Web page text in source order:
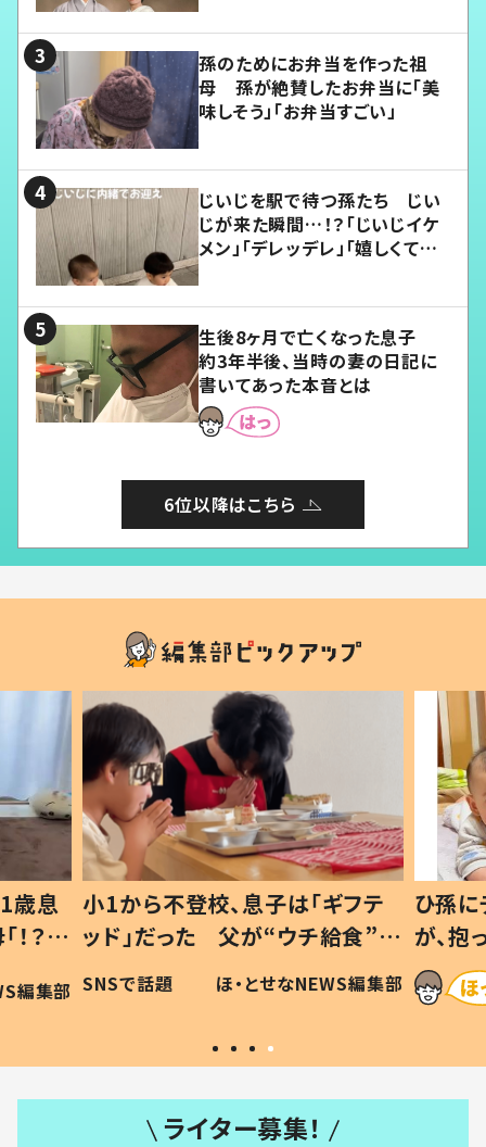
孫のためにお弁当を作った祖
母 孫が絶賛したお弁当に「美
味しそう」「お弁当すごい」
じいじを駅で待つ孫たち じい
じが来た瞬間…！？「じいじイケ
メン」「デレッデレ」「嬉しくて可
生後8ヶ月で亡くなった息子
約3年半後、当時の妻の日記に
書いてあった本音とは
6位以降はこちら
歳息
？」
編集部
小1から不登校、息子は「ギフテ
ッド」だった 父が“ウチ給食”を
作り続ける理由とは #令和の親
#令和の子
SNSで話題 ほ・とせなNEWS編集部
ひ孫
が、
「涙が
い」
ライター募集！